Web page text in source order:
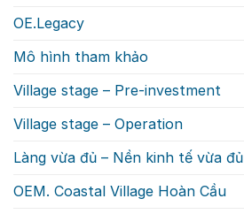
OE.Legacy
Mô hình tham khảo
Village stage – Pre-investment
Village stage – Operation
Làng vừa đủ – Nền kinh tế vừa đủ
OEM. Coastal Village Hoàn Cầu